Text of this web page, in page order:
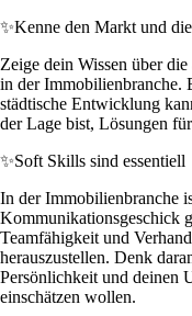
✨Kenne den Markt und
Zeige dein Wissen über
in der Immobilienbranche.
städtische Entwicklung
der Lage bist, Lösungen
✨Soft Skills sind essentiell
In der Immobilienbranche
Kommunikationsgeschick
Teamfähigkeit und
herauszustellen. Denk
Persönlichkeit und deinen
einschätzen wollen.